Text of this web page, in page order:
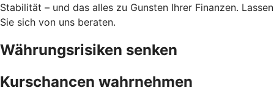
Stabilität – und das alles zu Gunsten Ihrer Finanzen. Lassen
Sie sich von uns beraten.
Währungsrisiken senken
Kurschancen wahrnehmen